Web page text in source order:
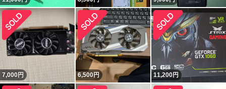
7,000円 6,500円 11,200円